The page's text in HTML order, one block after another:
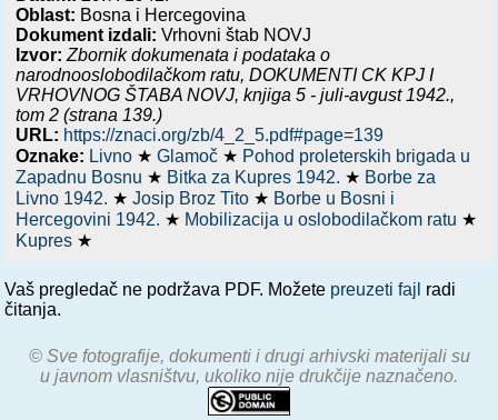
Oblast: Bosna i Hercegovina
Dokument izdali: Vrhovni štab NOVJ
Izvor: Zbornik dokumenata i podataka o
narodnooslobodilačkom ratu,DOKUMENTI CK KPJ I
VRHOVNOG ŠTABA NOVJ, knjiga 5 - juli-avgust 1942.,
tom 2 (strana 139.)
URL: https://znaci.org/zb/4_2_5.pdf#page=139
Oznake: Livno ★Glamoč ★ Pohod proleterskih brigada u
Zapadnu Bosnu ★ Bitka za Kupres 1942. ★ Borbe za
Livno 1942. ★Josip Broz Tito ★ Borbe u Bosni i
Hercegovini 1942. ★ Mobilizacija u oslobodilačkom ratu ★
Kupres ★
Vaš pregledač ne podržava PDF. Možete preuzeti fajl radi
čitanja.
© Sve fotografije, dokumenti i drugi arhivski materijali su
u javnom vlasništvu, ukoliko nije drukčije naznačeno.